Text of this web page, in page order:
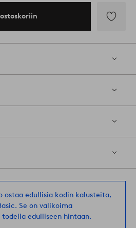
ostaa edullisia kodin kalusteita,
Se on valikoima
edulliseen hintaan.